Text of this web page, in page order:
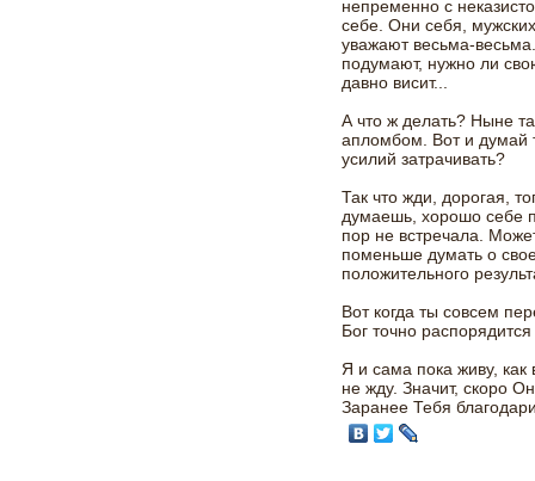
непременно с
себе. Они себя,
уважают весьма-
подумают, нужно ли
давно висит...
А что ж делать? Ныне
апломбом. Вот и думай
усилий затрачивать?
Так что жди, дорогая,
думаешь, хорошо себе
пор не встречала.
поменьше думать о
положительного
Вот когда ты совсем
Бог точно
Я и сама пока живу, как
не жду. Значит, скоро
Заранее Тебя